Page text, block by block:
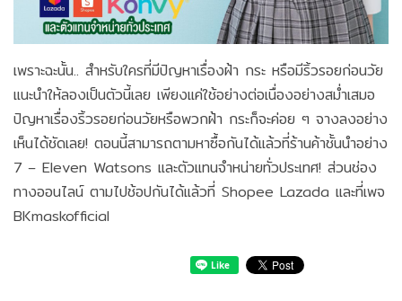
เพราะฉะนั้น.. สำหรับใครที่มีปัญหาเรื่องฝ้า กระ หรือมีริ้วรอยก่อนวัย
แนะนำให้ลองเป็นตัวนี้เลย เพียงแค่ใช้อย่างต่อเนื่องอย่างสม่ำเสมอ
ปัญหาเรื่องริ้วรอยก่อนวัยหรือพวกฝ้า กระก็จะค่อย ๆ จางลงอย่าง
เห็นได้ชัดเลย! ตอนนี้สามารถตามหาซื้อกันได้แล้วที่ร้านค้าชั้นนำอย่าง
7 – Eleven Watsons และตัวแทนจำหน่ายทั่วประเทศ! ส่วนช่อง
ทางออนไลน์ ตามไปช้อปกันได้แล้วที่ Shopee Lazada และที่เพจ
BKmaskofficial